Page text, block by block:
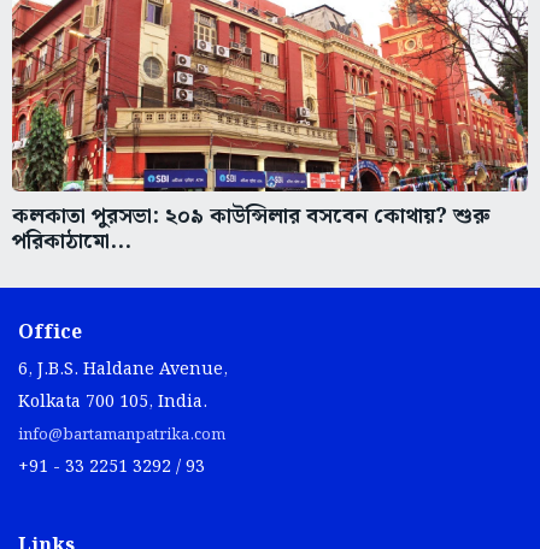
কলকাতা পুরসভা: ২০৯ কাউন্সিলার বসবেন কোথায়? শুরু
পরিকাঠামো...
Office
6, J.B.S. Haldane Avenue,
Kolkata 700 105, India.
info@bartamanpatrika.com
+91 - 33 2251 3292 / 93